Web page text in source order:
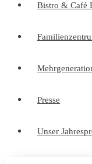
Bistro & Café
Presse
Unser